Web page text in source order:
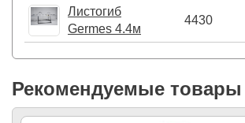
Листогиб
Germes 4.4м
4430
Рекомендуемые товары